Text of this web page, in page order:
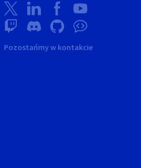
Pozostańmy w kontakcie